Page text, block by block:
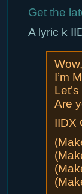
Get the
A lyric k
I’m
Are
IIDX